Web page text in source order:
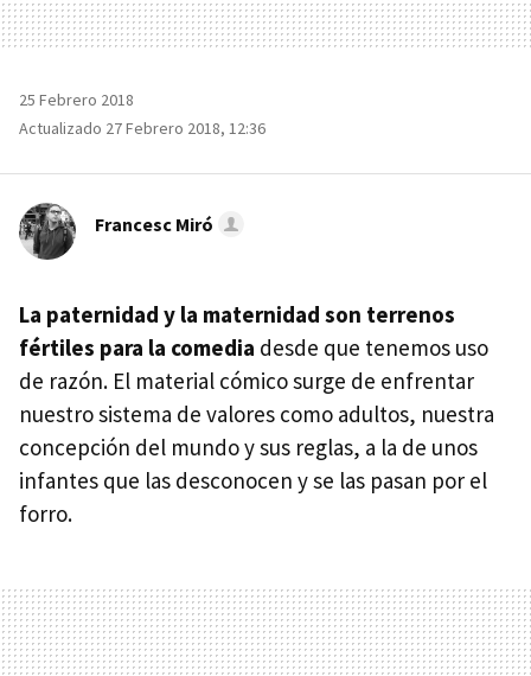
25 Febrero 2018
Actualizado 27 Febrero 2018, 12:36
Francesc Miró
La paternidad y la maternidad son terrenos
fértiles para la comedia desde que tenemos uso
de razón. El material cómico surge de enfrentar
nuestro sistema de valores como adultos, nuestra
concepción del mundo y sus reglas, a la de unos
infantes que las desconocen y se las pasan por el
forro.